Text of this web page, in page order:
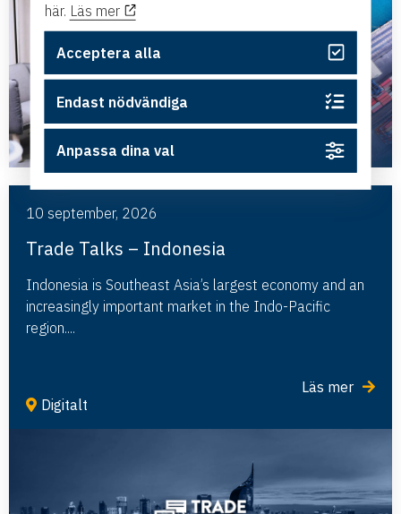
10 september, 2026
Trade Talks – Indonesia
Indonesia is Southeast Asia’s largest economy and an
increasingly important market in the Indo-Pacific
region....
Digitalt
Läs mer
här. Läs mer
Acceptera alla
Endast nödvändiga
Anpassa dina val